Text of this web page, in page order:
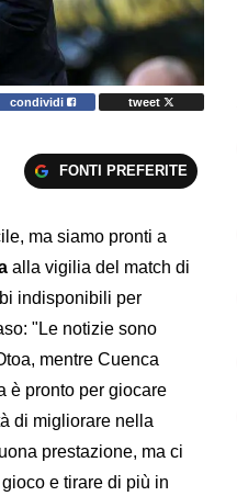
condividi tweet
FONTI PREFERITE
ma siamo pronti a
alla vigilia del match di
indisponibili per
"Le notizie sono
mentre Cuenca
è pronto per giocare
di migliorare nella
prestazione, ma ci
e tirare di più in